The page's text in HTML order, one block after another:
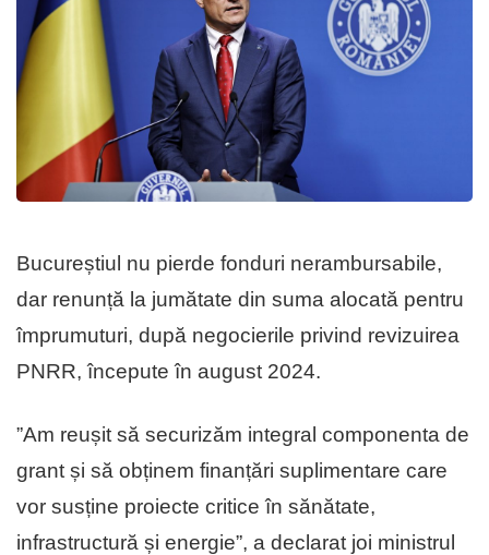
Bucureștiul nu pierde fonduri nerambursabile,
dar renunță la jumătate din suma alocată pentru
împrumuturi, după negocierile privind revizuirea
PNRR, începute în august 2024.
”Am reușit să securizăm integral componenta de
grant și să obținem finanțări suplimentare care
vor susține proiecte critice în sănătate,
infrastructură și energie”, a declarat joi ministrul